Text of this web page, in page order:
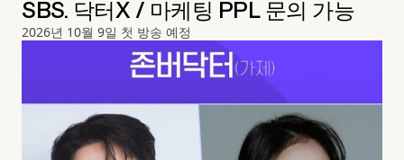
SBS. 닥터X / 마케팅 PPL 문의 가능
2026년 10월 9일 첫 방송 예정